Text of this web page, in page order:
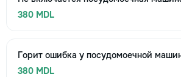
380 MDL
Горит ошибка у посудомоечной
380 MDL